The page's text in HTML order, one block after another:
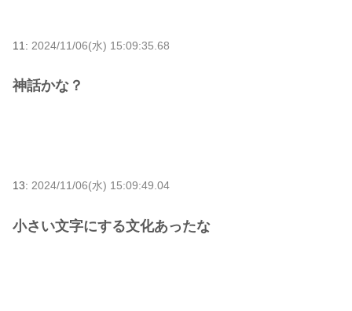
11: 2024/11/06(水) 15:09:35.68
神話かな？
13: 2024/11/06(水) 15:09:49.04
小さい文字にする文化あったな